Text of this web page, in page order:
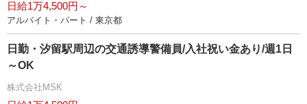
日給1万4,500円～
アルバイト・パート / 東京都
日勤・汐留駅周辺の交通誘導警備員/入社祝い金あり/週1日
～OK
株式会社MSK